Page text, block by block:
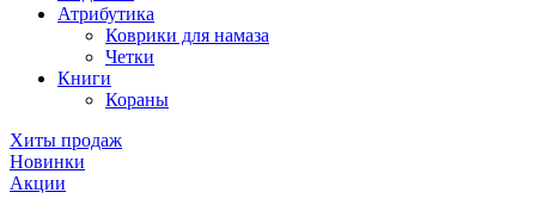
Атрибутика
Коврики для намаза
Четки
Книги
Кораны
Хиты продаж
Новинки
Акции